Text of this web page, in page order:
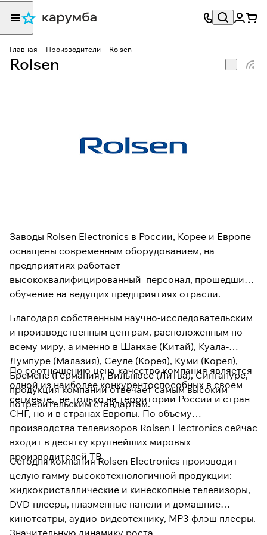
Главная Производители Rolsen
Rolsen
Заводы Rolsen Electronics в России, Корее и Европе
оснащены современным оборудованием, на
предприятиях работает
высококвалифицированный персонал, прошедший
обучение на ведущих предприятиях отрасли.
Благодаря собственным научно-исследовательским
и производственным центрам, расположенным по
всему миру, а именно в Шанхае (Китай), Куала-
Лумпуре (Малазия), Сеуле (Корея), Куми (Корея),
Бремене (Германия), Вильнюсе (Литва), Сингапуре,
продукция компании отвечает самым высоким
потребительским стандартам.
По соотношению цена-качество компания является
одной из наиболее конкурентоспособных в своем
сегменте, не только на территории России и стран
СНГ, но и в странах Европы. По объему
производства телевизоров Rolsen Electronics сейчас
входит в десятку крупнейших мировых
производителей ТВ.
Сегодня компания Rolsen Electronics производит
целую гамму высокотехнологичной продукции:
жидкокристаллические и кинескопные телевизоры,
DVD-плееры, плазменные панели и домашние
кинотеатры, аудио-видеотехнику, MP3-флэш плееры.
Значительную динамику роста